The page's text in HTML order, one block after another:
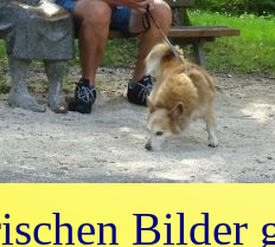
Bilder